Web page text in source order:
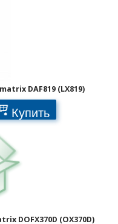
DAF819 (LX819)
Купить
DOFX370D (OX370D)